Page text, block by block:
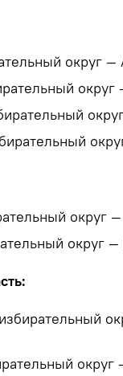
округ
округ —